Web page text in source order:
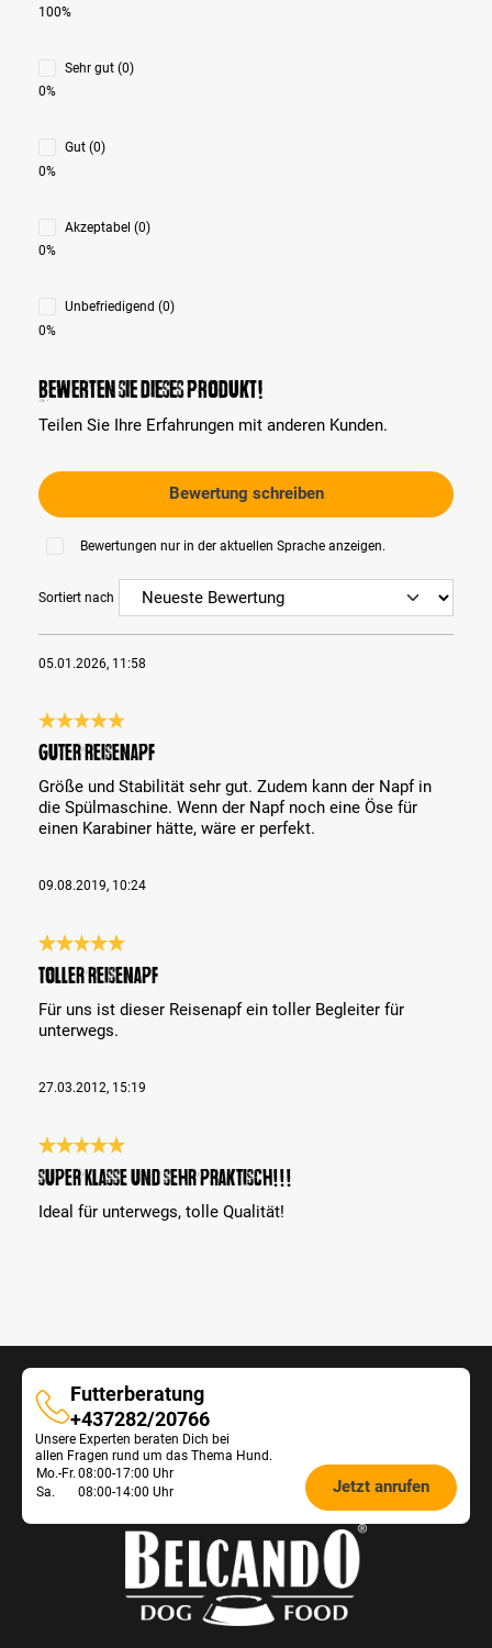
100%
Sehr gut (0)
0%
Gut (0)
0%
Akzeptabel (0)
0%
Unbefriedigend (0)
0%
Bewerten Sie dieses Produkt!
Teilen Sie Ihre Erfahrungen mit anderen Kunden.
Bewertung schreiben
Bewertungen nur in der aktuellen Sprache anzeigen.
Sortiert nach
05.01.2026, 11:58
Bewertung mit 5 von 5 Sternen
Guter Reisenapf
Größe und Stabilität sehr gut. Zudem kann der Napf in
die Spülmaschine. Wenn der Napf noch eine Öse für
einen Karabiner hätte, wäre er perfekt.
09.08.2019, 10:24
Bewertung mit 5 von 5 Sternen
Toller Reisenapf
Für uns ist dieser Reisenapf ein toller Begleiter für
unterwegs.
27.03.2012, 15:19
Bewertung mit 5 von 5 Sternen
Super Klasse und sehr praktisch!!!
Ideal für unterwegs, tolle Qualität!
Futterberatung
Futterberatung
+437282/20766
Unsere Experten beraten Dich bei
allen Fragen rund um das Thema Hund.
Öffnungszeiten
Futterberatung:
Mo.-Fr. 08:00-17:00 Uhr
Sa.
08:00-14:00 Uhr Jetzt anrufen